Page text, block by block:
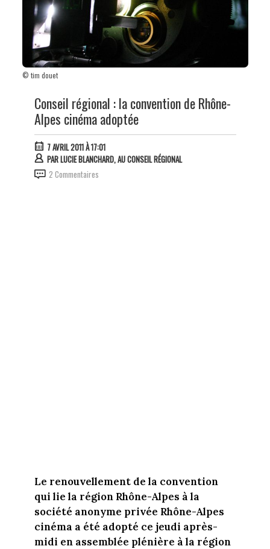
© tim douet
Conseil régional : la convention de Rhône-
Alpes cinéma adoptée
7 AVRIL 2011 À 17:01
PARLUCIE BLANCHARD, AU CONSEIL RÉGIONAL
2 Commentaires
Le renouvellement de la convention
qui lie la région Rhône-Alpes à la
société anonyme privée Rhône-Alpes
cinéma a été adopté ce jeudi après-
midi en assemblée plénière à la région